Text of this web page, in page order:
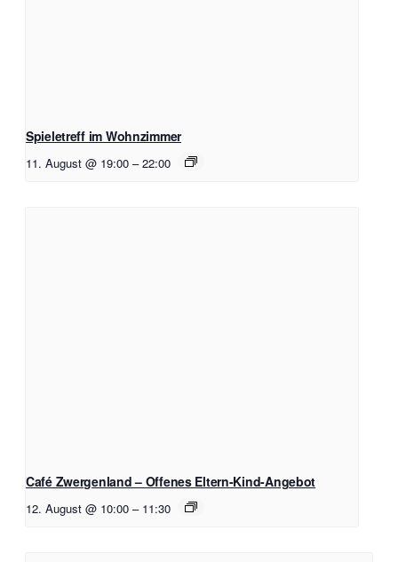
Spieletreff im Wohnzimmer
11. August @ 19:00 – 22:00
Café Zwergenland – Offenes Eltern-Kind-Angebot
12. August @ 10:00 – 11:30